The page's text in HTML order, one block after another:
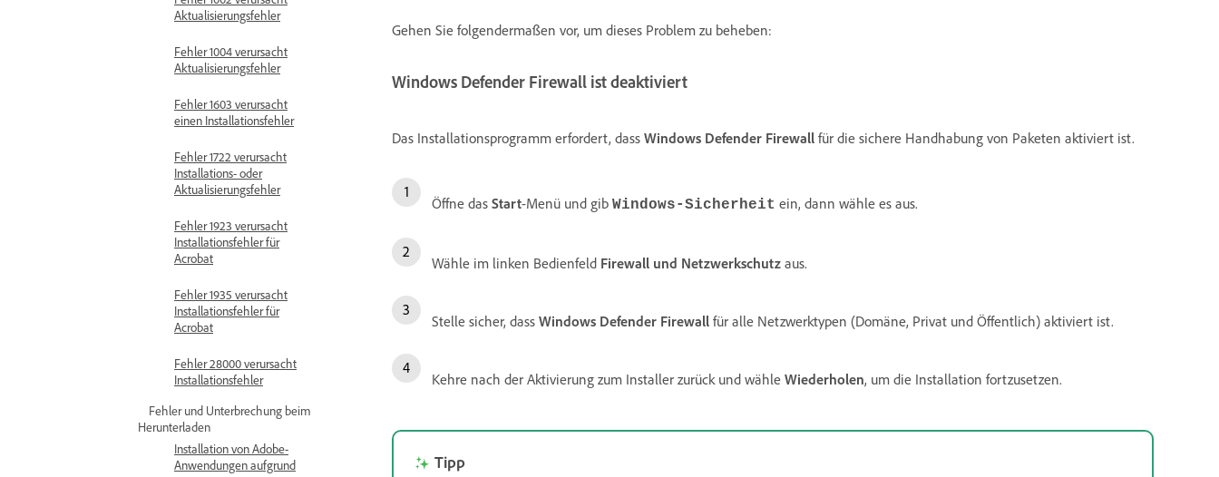
Aktualisierungsfehler
Fehler 1004 verursacht
Aktualisierungsfehler
Fehler 1603 verursacht
einen Installationsfehler
Fehler 1722 verursacht
Installations- oder
Aktualisierungsfehler
Fehler 1923 verursacht
Installationsfehler für
Acrobat
Fehler 1935 verursacht
Installationsfehler für
Acrobat
Fehler 28000 verursacht
Installationsfehler
Fehler und Unterbrechung beim
Herunterladen
Installation von Adobe-
Anwendungen aufgrund
Gehen Sie folgendermaßen vor, um dieses Problem zu beheben:
Windows Defender Firewall ist deaktiviert
Das Installationsprogramm erfordert, dass Windows Defender Firewall für die sichere Handhabung von Paketen aktiviert ist.
Öffne das Start-Menü und gib Windows-Sicherheit ein, dann wähle es aus.
Wähle im linken Bedienfeld Firewall und Netzwerkschutz aus.
Stelle sicher, dass Windows Defender Firewall für alle Netzwerktypen (Domäne, Privat und Öffentlich) aktiviert ist.
Kehre nach der Aktivierung zum Installer zurück und wähle Wiederholen, um die Installation fortzusetzen.
Tipp